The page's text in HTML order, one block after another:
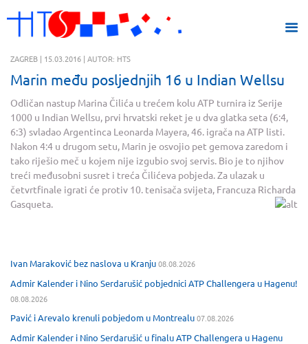
ZAGREB | 15.03.2016 | AUTOR: HTS
Marin među posljednjih 16 u Indian Wellsu
Odličan nastup Marina Čilića u trećem kolu ATP turnira iz Serije
1000 u Indian Wellsu, prvi hrvatski reket je u dva glatka seta (6:4,
6:3) svladao Argentinca Leonarda Mayera, 46. igrača na ATP listi.
Nakon 4:4 u drugom setu, Marin je osvojio pet gemova zaredom i
tako riješio meč u kojem nije izgubio svoj servis. Bio je to njihov
treći međusobni susret i treća Čilićeva pobjeda. Za ulazak u
četvrtfinale igrati će protiv 10. tenisača svijeta, Francuza Richarda
Gasqueta.
Ivan Maraković bez naslova u Kranju08.08.2026
Admir Kalender i Nino Serdarušić pobjednici ATP Challengera u Hagenu!
08.08.2026
Pavić i Arevalo krenuli pobjedom u Montrealu07.08.2026
Admir Kalender i Nino Serdarušić u finalu ATP Challengera u Hagenu